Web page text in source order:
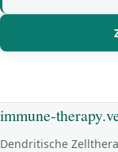
immune-
Dendritische